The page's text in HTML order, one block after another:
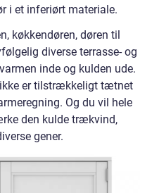
i et inferiørt materiale.
køkkendøren, døren til
diverse terrasse- og
inde og kulden ude.
er tilstrækkeligt tætnet
Og du vil hele
den kulde trækvind,
gener.